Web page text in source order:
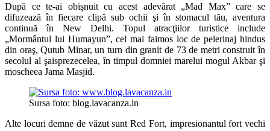
După ce te-ai obişnuit cu acest adevărat „Mad Max” care se
difuzează în fiecare clipă sub ochii şi în stomacul tău, aventura
continuă în New Delhi. Topul atracţiilor turistice include
„Mormântul lui Humayun”, cel mai faimos loc de pelerinaj hindus
din oraş, Qutub Minar, un turn din granit de 73 de metri construit în
secolul al şaisprezecelea, în timpul domniei marelui mogul Akbar şi
moscheea Jama Masjid.
Sursa foto: blog.lavacanza.in
Alte locuri demne de văzut sunt Red Fort, impresionantul fort vechi